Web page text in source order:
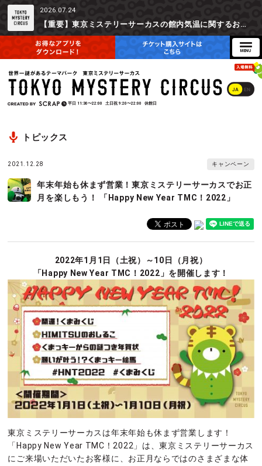
2026.07.24
【重要】東京ミステリーサーカスの館内気温に関するお詫びとご参加辞退時の返金対応について
JA EN
平日 11:30〜22:00 土日祝 9:20〜22:00 休館日
トピックス
2021.12.28 キャンペーン
年末年始も休まず営業！東京ミステリーサーカスでお正
月を楽しもう！ 「Happy New Year TMC！2022」
2022年1月1日（土祝）～10日（月祝）
「Happy New Year TMC！2022」を開催します！
東京ミステリーサーカスは年末年始も休まず営業します！
「Happy New Year TMC！2022」は、東京ミステリーサーカス
にご来場いただいたお客様に、お正月ならではのさまざまな体